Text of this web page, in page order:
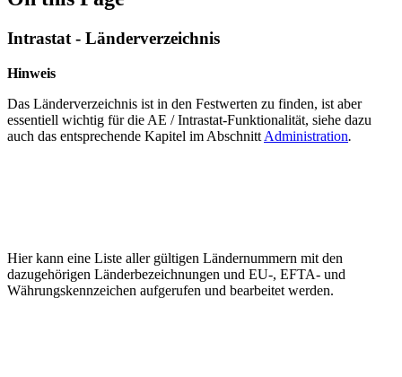
Intrastat - Länderverzeichnis
Hinweis
Das Länderverzeichnis ist in den Festwerten zu finden, ist aber
essentiell wichtig für die AE / Intrastat-Funktionalität, siehe dazu
auch das entsprechende Kapitel im Abschnitt Administration.
Hier kann eine Liste aller gültigen Ländernummern mit den
dazugehörigen Länderbezeichnungen und EU-, EFTA- und
Währungskennzeichen aufgerufen und bearbeitet werden.